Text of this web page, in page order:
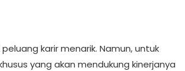
karir menarik. Namun, untuk
yang akan mendukung kinerjanya